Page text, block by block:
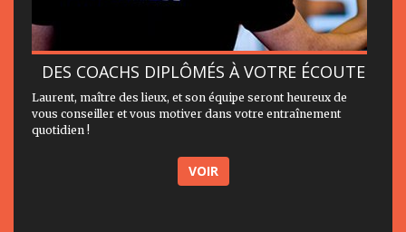
DES COACHS DIPLÔMÉS À VOTRE ÉCOUTE
Laurent, maître des lieux, et son équipe seront heureux de
vous conseiller et vous motiver dans votre entraînement
quotidien !
VOIR